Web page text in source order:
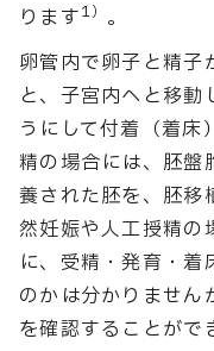
ります1） 。
卵管内で卵子と精子
と、子宮内へと移動
うにして付着（着床
精の場合には、胚盤
養された胚を、胚移
然妊娠や人工授精の
に、受精・発育・着
のかは分かりません
を確認することがで